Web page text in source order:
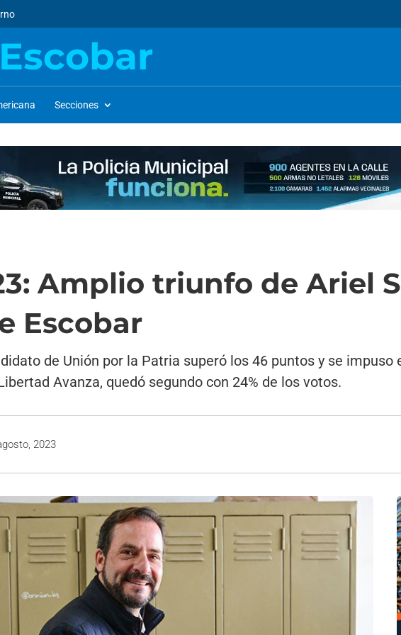
Secciones
Amplio triunfo de Ariel
Escobar
de Unión por la Patria superó los 46 puntos y se impuso
Avanza, quedó segundo con 24% de los votos.
2023